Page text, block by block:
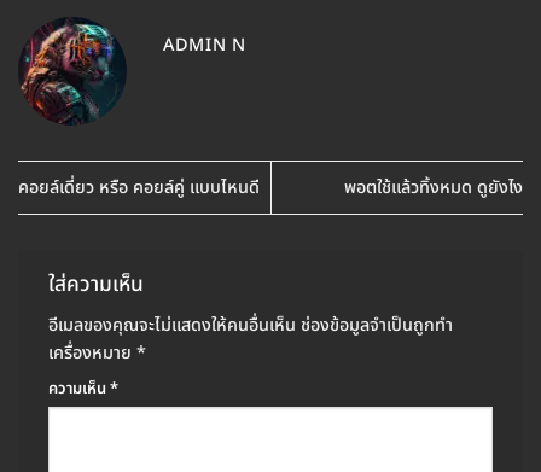
ADMIN N
คอยล์เดี่ยว หรือ คอยล์คู่ แบบไหนดี พอตใช้แล้วทิ้งหมด ดูยังไง
ใส่ความเห็น
อีเมลของคุณจะไม่แสดงให้คนอื่นเห็น ช่องข้อมูลจำเป็นถูกทำ
เครื่องหมาย *
ความเห็น*